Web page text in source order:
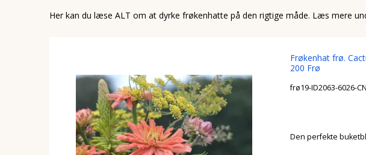
Her kan du læse ALT om at dyrke frøkenhatte på den rigtige måde. Læs mere
Frøkenhat frø.
200 Frø
frø19-ID2063-6026-CN
Den perfekte